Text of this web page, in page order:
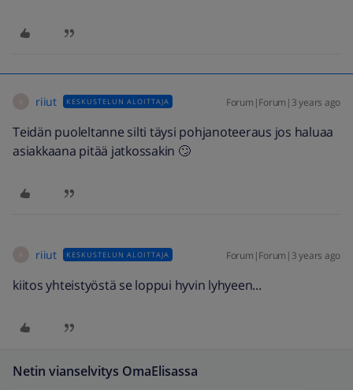
riiut KESKUSTELUN ALOITTAJA Forum|Forum|3 years ago
Teidän puoleltanne silti täysi pohjanoteeraus jos haluaa
asiakkaana pitää jatkossakin 🙄
riiut KESKUSTELUN ALOITTAJA Forum|Forum|3 years ago
kiitos yhteistyöstä se loppui hyvin lyhyeen...
Netin vianselvitys OmaElisassa